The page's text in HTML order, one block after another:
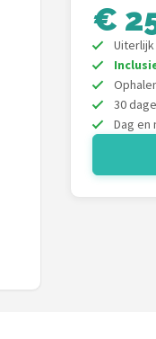
€
Uiterlijk
30
Dag en